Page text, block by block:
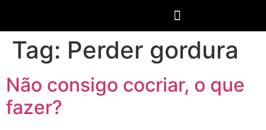
Tag: Perder gordura
Não consigo cocriar, o que
fazer?